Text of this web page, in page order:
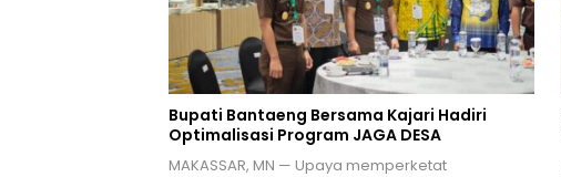
Bupati Bantaeng Bersama Kajari Hadiri
Optimalisasi Program JAGA DESA
MAKASSAR, MN — Upaya memperketat